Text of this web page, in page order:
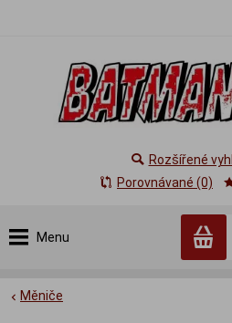
Menu
Rozšířené
Porovnávané (0)
Měniče